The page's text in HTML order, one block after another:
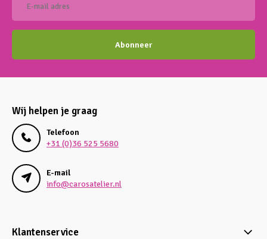
Abonneer
Wij helpen je graag
Telefoon
+31 (0)36 525 5680
E-mail
info@carosatelier.nl
Klantenservice